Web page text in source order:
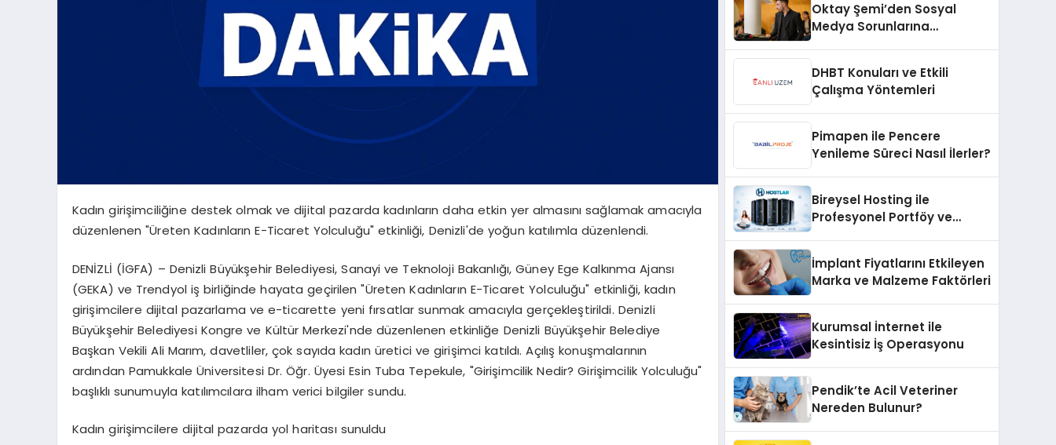
Kadın girişimciliğine destek olmak ve dijital pazarda kadınların daha etkin yer almasını sağlamak amacıyla
düzenlenen "Üreten Kadınların E-Ticaret Yolculuğu" etkinliği, Denizli'de yoğun katılımla düzenlendi.
DENİZLİ (İGFA) – Denizli Büyükşehir Belediyesi, Sanayi ve Teknoloji Bakanlığı, Güney Ege Kalkınma Ajansı
(GEKA) ve Trendyol iş birliğinde hayata geçirilen "Üreten Kadınların E-Ticaret Yolculuğu" etkinliği, kadın
girişimcilere dijital pazarlama ve e-ticarette yeni fırsatlar sunmak amacıyla gerçekleştirildi. Denizli
Büyükşehir Belediyesi Kongre ve Kültür Merkezi'nde düzenlenen etkinliğe Denizli Büyükşehir Belediye
Başkan Vekili Ali Marım, davetliler, çok sayıda kadın üretici ve girişimci katıldı. Açılış konuşmalarının
ardından Pamukkale Üniversitesi Dr. Öğr. Üyesi Esin Tuba Tepekule, "Girişimcilik Nedir? Girişimcilik Yolculuğu"
başlıklı sunumuyla katılımcılara ilham verici bilgiler sundu.
Kadın girişimcilere dijital pazarda yol haritası sunuldu
Oktay Şemi’den Sosyal
Medya Sorunlarına
DHBT Konuları ve Etkili
Çalışma Yöntemleri
Pimapen ile Pencere
Yenileme Süreci Nasıl İlerler?
Bireysel Hosting ile
Profesyonel Portföy ve
İmplant Fiyatlarını Etkileyen
Marka ve Malzeme Faktörleri
Kurumsal İnternet ile
Kesintisiz İş Operasyonu
Pendik’te Acil Veteriner
Nereden Bulunur?